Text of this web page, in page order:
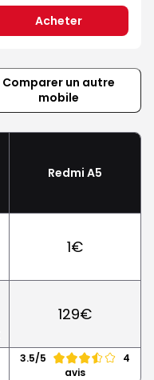
Acheter
Comparer un autre
mobile
Redmi A5
1€
129€
3.5/5
4
avis